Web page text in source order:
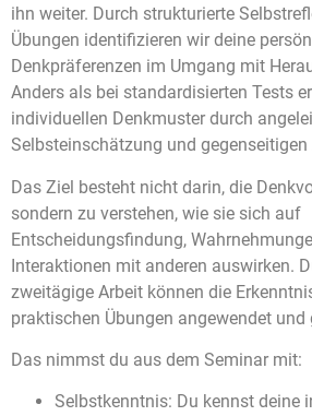
ihn weiter. Durch strukturierte
Übungen identifizieren wir deine
Denkpräferenzen im Umgang mit
Anders als bei standardisierten Tests
individuellen Denkmuster durch
Selbsteinschätzung und
Das Ziel besteht nicht darin, die
sondern zu verstehen, wie sie sich auf
Entscheidungsfindung,
Interaktionen mit anderen auswirken.
zweitägige Arbeit können die
praktischen Übungen angewendet und
Das nimmst du aus dem Seminar mit:
Selbstkenntnis: Du kennst deine